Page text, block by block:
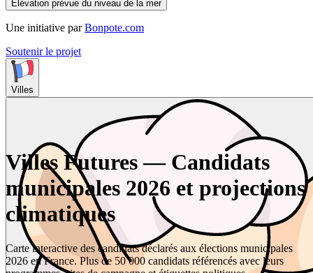
Élévation prévue du niveau de la mer
Une initiative par Bonpote.com
Soutenir le projet
Villes
Villes Futures — Candidats
municipales 2026 et projections
climatiques
Carte interactive des candidats déclarés aux élections municipales
2026 en France. Plus de 50 000 candidats référencés avec leurs